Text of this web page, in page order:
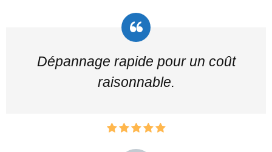
Dépannage rapide pour un coût
raisonnable.